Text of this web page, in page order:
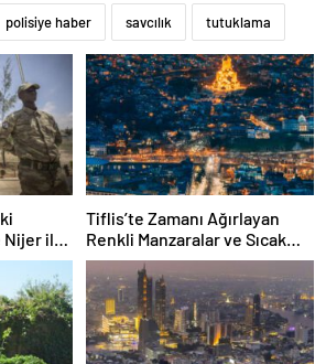
polisiye haber savcılık tutuklama
ile
Tiflis’te Zamanı Ağırlayan
Renkli Manzaralar ve Sıcak
Lezzetler: Narikala’dan Dry
Bridge Pazarı’na